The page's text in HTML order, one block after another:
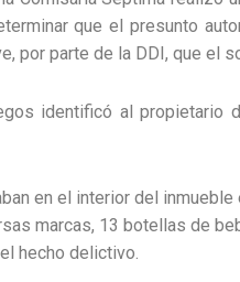
que el presunto
por parte de la DDI, que el
identificó al
en el interior del
marcas, 13 botellas de
hecho delictivo.